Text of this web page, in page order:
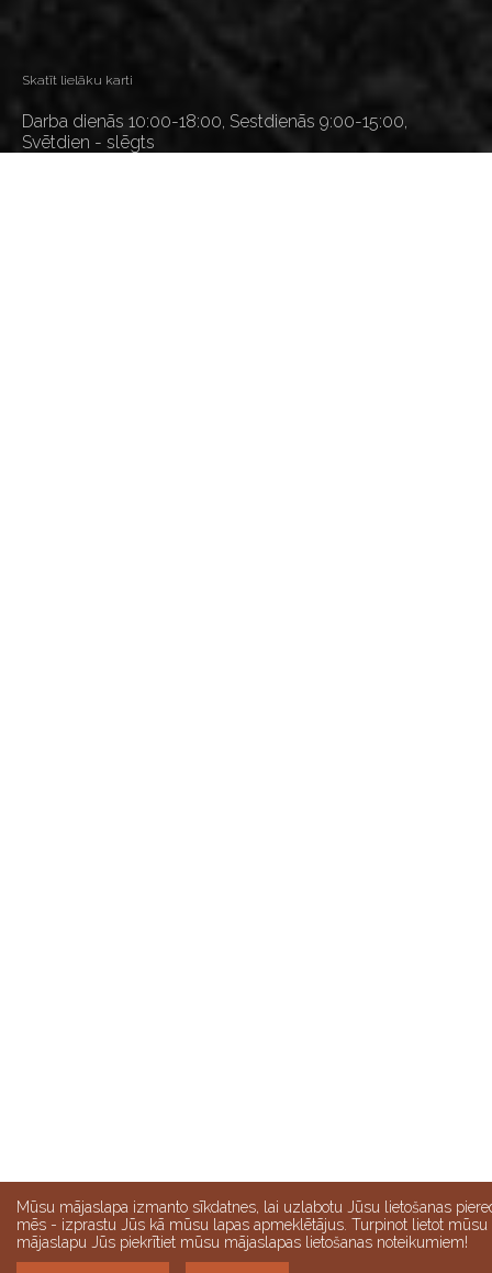
Skatīt lielāku karti
Darba dienās 10:00-18:00, Sestdienās 9:00-15:00,
Svētdien - slēgts
Mūsu mājaslapa izmanto sīkdatnes, lai uzlabotu Jūsu lietošanas
mēs - izprastu Jūs kā mūsu lapas apmeklētājus. Turpinot lietot mūsu
mājaslapu Jūs piekrītiet mūsu mājaslapas lietošanas noteikumiem!